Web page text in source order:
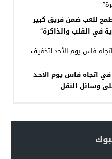
للعب ضمن فريق كبير
في القلب والذاكرة”
من تازة: قطارين إضافيين في اتجاه فاس يوم الأحد
وسائل النقل